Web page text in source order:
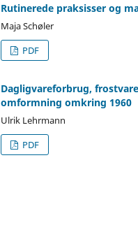
Rutinerede praksisser og
Maja Schøler
PDF
Dagligvareforbrug,
omformning omkring 1960
Ulrik Lehrmann
PDF